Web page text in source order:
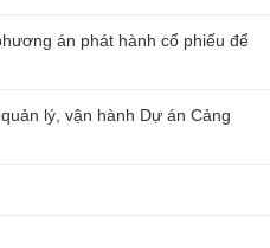
án phát hành cổ phiếu để
lý, vận hành Dự án Cảng